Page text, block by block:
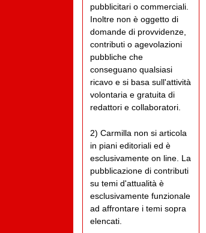
pubblicitari o commerciali.
Inoltre non è oggetto di
domande di provvidenze,
contributi o agevolazioni
pubbliche che
conseguano qualsiasi
ricavo e si basa sull'attività
volontaria e gratuita di
redattori e collaboratori.
2) Carmilla non si articola
in piani editoriali ed è
esclusivamente on line. La
pubblicazione di contributi
su temi d'attualità è
esclusivamente funzionale
ad affrontare i temi sopra
elencati.